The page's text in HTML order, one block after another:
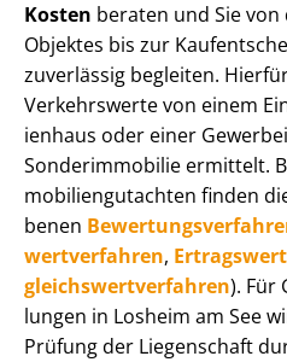
Kosten beraten und Sie von
Objektes bis zur
zuverlässig begleiten.
Verkehrswerte von einem
i­en­haus oder einer
Sonderimmobilie ermittelt.
mo­bi­li­en­gut­ach­ten finden
be­nen
wert­ver­fah­ren,
gleichs­wert­ver­fah­ren). Für
lun­gen in Losheim am See
Prüfung der Liegenschaft